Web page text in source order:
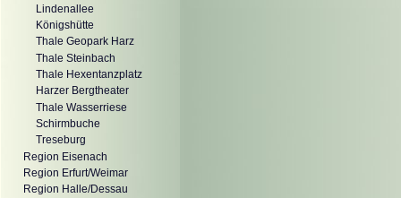
Lindenallee
Königshütte
Thale Geopark Harz
Thale Steinbach
Thale Hexentanzplatz
Harzer Bergtheater
Thale Wasserriese
Schirmbuche
Treseburg
Region Eisenach
Region Erfurt/Weimar
Region Halle/Dessau